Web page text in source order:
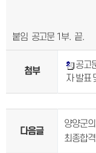
붙임 공고문 1부. 끝.
첨부
공고
자 발표
다음글
양양군
최종합